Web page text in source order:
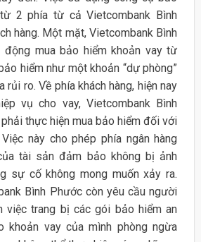
2 phía từ cả Vietcombank Bình
hàng. Một mặt, Vietcombank Bình
mua bảo hiểm khoản vay từ
hiểm như một khoản “dự phòng”
rủi ro. Về phía khách hàng, hiện nay
vụ cho vay, Vietcombank Bình
thực hiện mua bảo hiểm đối với
này cho phép phía ngân hàng
tài sản đảm bảo không bị ảnh
sự cố không mong muốn xảy ra.
Bình Phước còn yêu cầu người
việc trang bị các gói bảo hiểm an
khoản vay của mình phòng ngừa